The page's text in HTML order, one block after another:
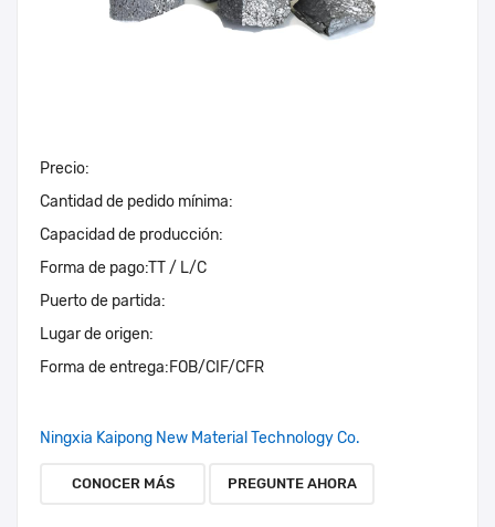
Precio:
Cantidad de pedido mínima:
Capacidad de producción:
Forma de pago:TT / L/C
Puerto de partida:
Lugar de origen:
Forma de entrega:FOB/CIF/CFR
Ningxia Kaipong New Material Technology Co.
CONOCER MÁS PREGUNTE AHORA